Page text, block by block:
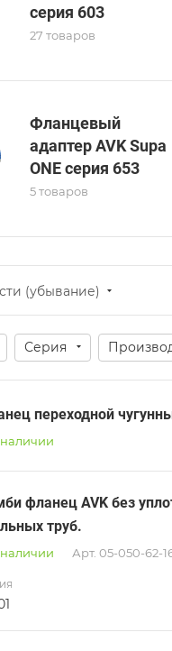
серия 603
27 товаров
Фланцевый
адаптер AVK Supa
ONE серия 653
5 товаров
(убывание)
Серия
переходной
фланец AVK без
труб.
Арт. 05-050-62-